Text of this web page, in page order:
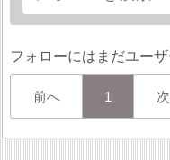
フォローにはまだユー
前へ 1